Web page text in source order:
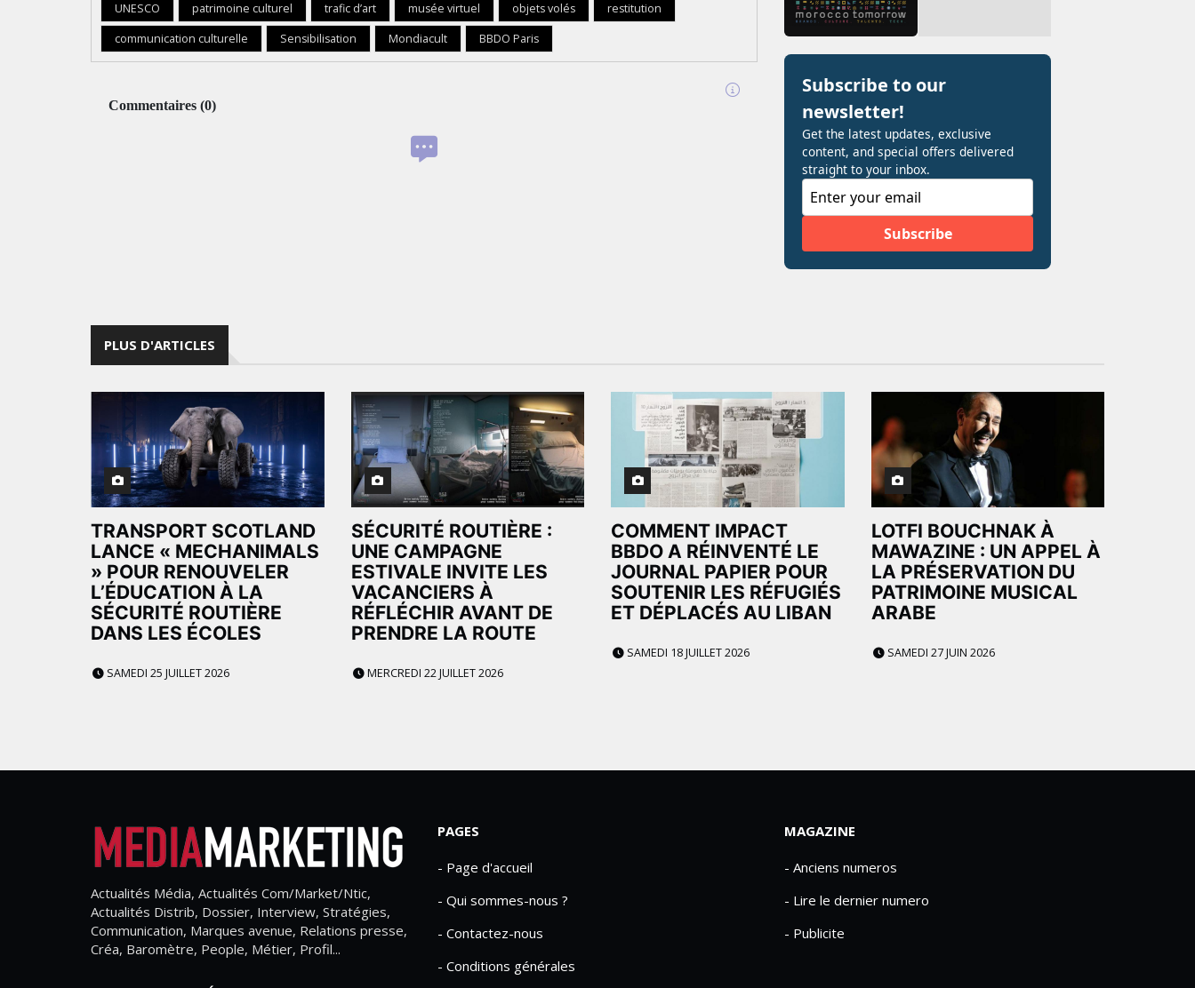
UNESCO patrimoine culturel trafic d’art musée virtuel objets volés
restitution
communication culturelle
Sensibilisation Mondiacult BBDO Paris
Commentaires (0)
PLUS D'ARTICLES
TRANSPORT SCOTLAND
LANCE « MECHANIMALS
» POUR RENOUVELER
L’ÉDUCATION À LA
SÉCURITÉ ROUTIÈRE
DANS LES ÉCOLES
SAMEDI 25 JUILLET 2026
SÉCURITÉ ROUTIÈRE :
UNE CAMPAGNE
ESTIVALE INVITE LES
VACANCIERS À
RÉFLÉCHIR AVANT DE
PRENDRE LA ROUTE
MERCREDI 22 JUILLET 2026
COMMENT IMPACT
BBDO A RÉINVENTÉ LE
JOURNAL PAPIER POUR
SOUTENIR LES RÉFUGIÉS
ET DÉPLACÉS AU LIBAN
SAMEDI 18 JUILLET 2026
LOTFI BOUCHNAK À
MAWAZINE : UN APPEL À
LA PRÉSERVATION DU
PATRIMOINE MUSICAL
ARABE
SAMEDI 27 JUIN 2026
Actualités Média, Actualités Com/Market/Ntic,
Actualités Distrib, Dossier, Interview, Stratégies,
Communication, Marques avenue, Relations presse,
Créa, Baromètre, People, Métier, Profil...
PAGES
- Page d'accueil
- Qui sommes-nous ?
- Contactez-nous
- Conditions générales
MAGAZINE
- Anciens numeros
- Lire le dernier numero
- Publicite